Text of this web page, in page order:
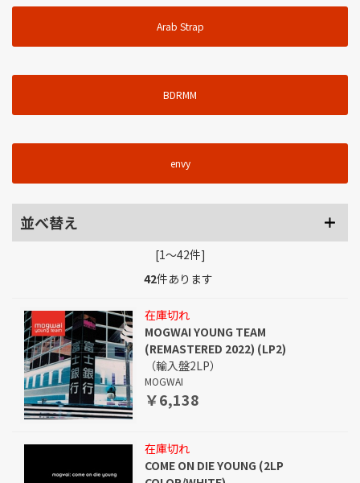
Arab Strap
BDRMM
envy
並べ替え
[1～42件]
42件あります
在庫切れ
MOGWAI YOUNG TEAM
(REMASTERED 2022) (LP2)
（輸入盤2LP）
MOGWAI
￥6,138
在庫切れ
COME ON DIE YOUNG (2LP